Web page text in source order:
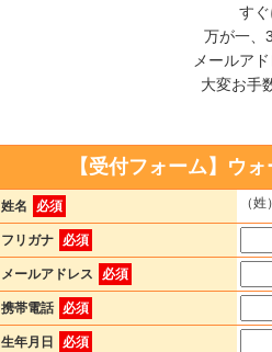
すぐ
万が一、
メールア
大変お手
【受付フォーム】ウ
姓名 必須 （姓）
フリガナ 必須
メールアドレス 必須
携帯電話 必須
生年月日 必須